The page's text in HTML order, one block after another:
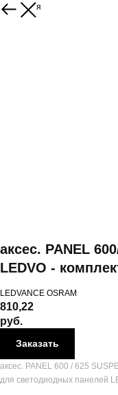
Вернуться
аксес. PANEL
LEDVO -
LEDVANCE OSRAM
810,22
руб.
Заказать
аксес. PANEL 600 / 625
для светодиодных панелей